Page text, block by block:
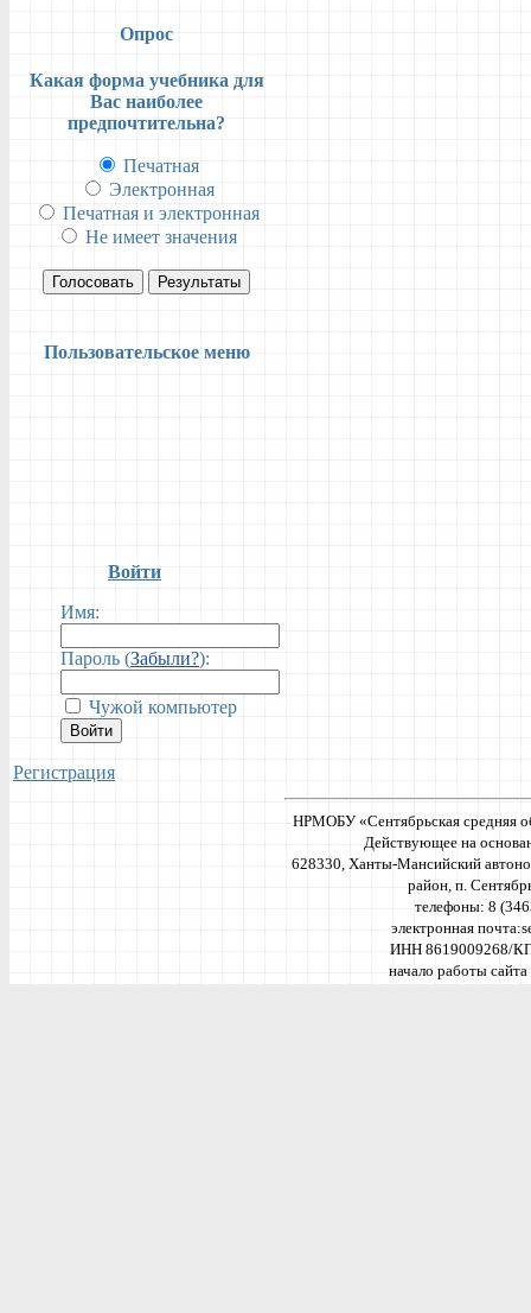
Опрос
Какая форма учебника для
Вас наиболее
предпочтительна?
Печатная
Электронная
Печатная и электронная
Не имеет значения
Голосовать Результаты
Пользовательское меню
Войти
Имя:
Пароль (Забыли?):
Чужой компьютер
Войти
Регистрация
НРМОБУ «Сентябрьская средняя
Действующее на
628330, Ханты-Мансийский
район, п.
телефоны: 8
электронная почта:
ИНН 8619009268/
начало работы сайта